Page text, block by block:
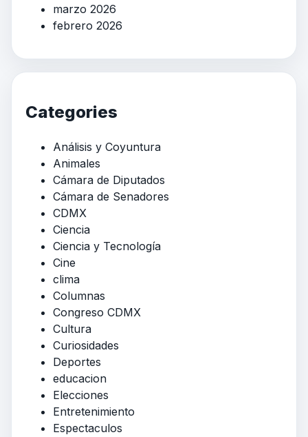
marzo 2026
febrero 2026
Categories
Análisis y Coyuntura
Animales
Cámara de Diputados
Cámara de Senadores
CDMX
Ciencia
Ciencia y Tecnología
Cine
clima
Columnas
Congreso CDMX
Cultura
Curiosidades
Deportes
educacion
Elecciones
Entretenimiento
Espectaculos